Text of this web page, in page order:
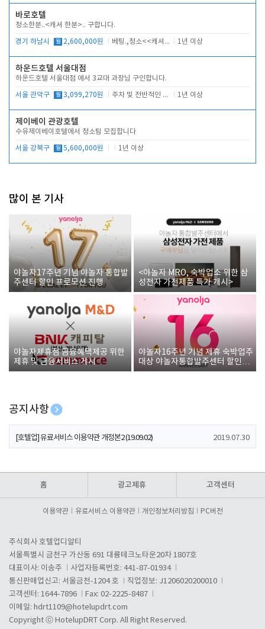
바로호텔
청소한분..<캐셔 한분>.. 구합니다.
경기 하남시 월 2,600,000원 베팅.,청소<<캐셔 모셔봅니다. 1년 이상
하운드호텔 서울대점
하운드호텔 서울대점 에서 3교대 과장님 구인합니다.
서울 관악구 월 3,099,270원 주차 및 전반적인 당번업무 1년 이상
제이베이 관광호텔
수유제이베이호텔에서 청소팀 모집합니다
서울 강북구 월 5,600,000원 1년 이상
많이 본 기사
야놀자17주년 기념 야놀자 통합발
주센터 할인 프로모션 진행
<야놀자 MRO, 숙박업소 위한 삼
성전자 가전제품 특가 개시>
야놀자제휴점 금융혜택제공 위한
제휴 및 금융서비스 게시
야놀자16주년 기념 제휴 숙박업주
대상 야놀자통합발주센터 할인쿠
폰 증정
공지사항
[호텔업] 개인정보 처리방침 개정본1 (19.09.02)
[호텔업] 유료서비스 이용약관 개정본2 (19.09.02) 2019.07.30
홈 광고제휴 고객센터
이용약관 유료서비스 이용약관 개인정보처리방침 PC버전
주식회사 호텔업디알티
서울특별시 금천구 가산동 691 대륭테크노타운20차 1807호
대표이사: 이송주
사업자등록번호: 441-87-01934
통신판매업신고: 서울금천-1204 호
직업정보: J1206020200010
고객센터: 1644-7896
Fax: 02-2225-8487
이메일: hdrt1109@hotelupdrt.com
Copyright ⓒ HotelupDRT Corp. All Right Reserved.